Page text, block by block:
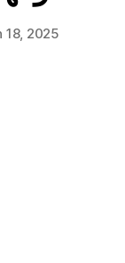
18, 2025